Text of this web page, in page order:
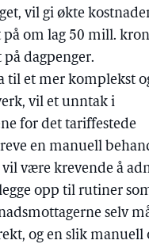
vil gi økte
om lag 50 mill.
dagpenger.
til et mer komplekst
vil et unntak i
for det tariffestede
en manuell
vil være krevende å
opp til rutiner
selv
og en slik manuell